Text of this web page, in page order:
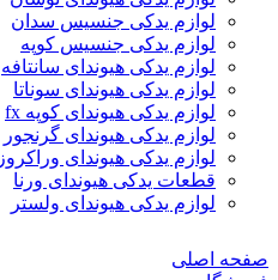
لوازم یدکی جنسیس سدان
لوازم یدکی جنسیس کوپه
لوازم یدکی هیوندای سانتافه
لوازم یدکی هیوندای سوناتا
لوازم یدکی هیوندای کوپه fx
لوازم یدکی هیوندای گرنجور
لوازم یدکی هیوندای وراکروز
قطعات یدکی هیوندای ورنا
لوازم یدکی هیوندای ولستر
صفحه اصلی